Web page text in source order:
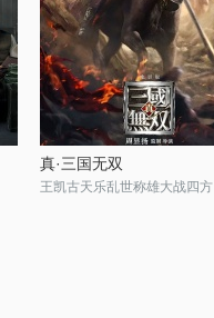
真·三国无双
王凯古天乐乱世称雄大战四方